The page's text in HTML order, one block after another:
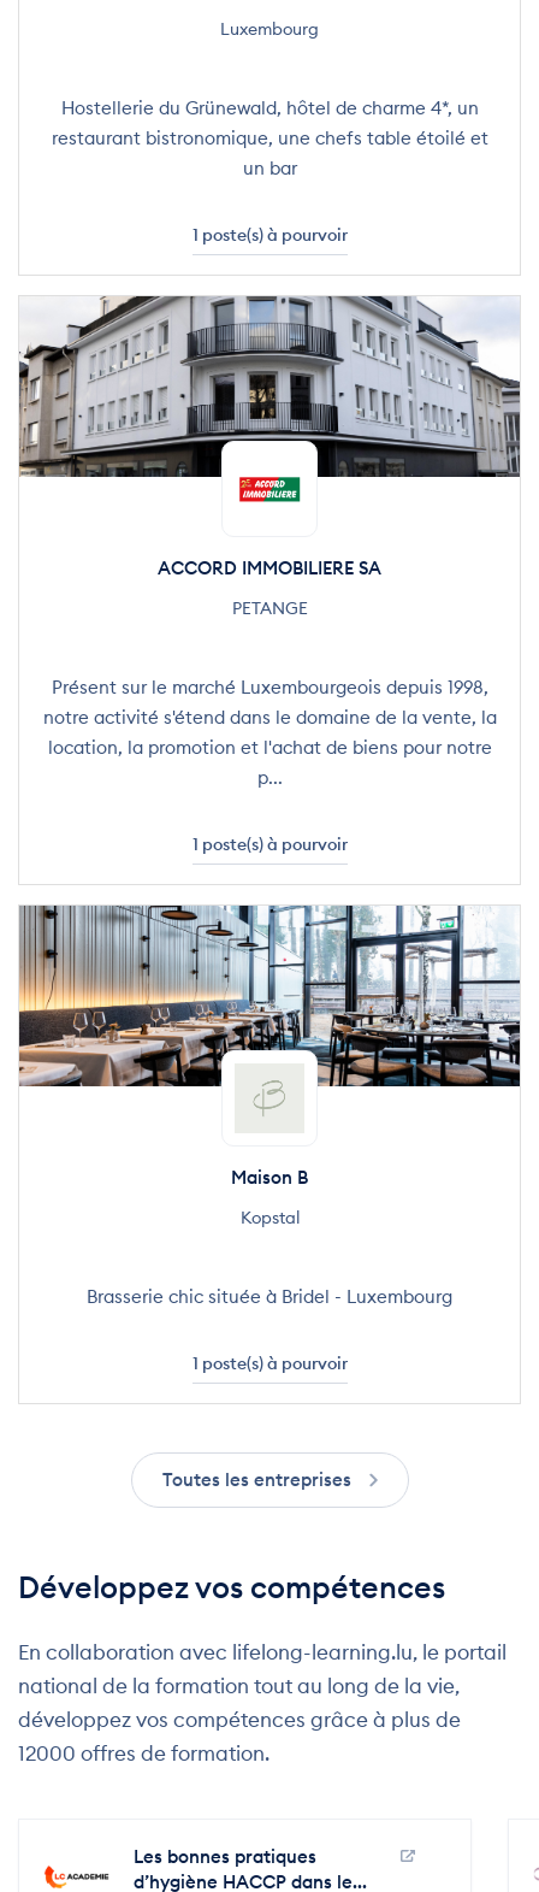
Luxembourg
Hostellerie du Grünewald, hôtel de charme 4*, un
restaurant bistronomique, une chefs table étoilé et
un bar
1 poste(s) à pourvoir
ACCORD IMMOBILIERE SA
PETANGE
Présent sur le marché Luxembourgeois depuis 1998,
notre activité s'étend dans le domaine de la vente, la
location, la promotion et l'achat de biens pour notre
p...
1 poste(s) à pourvoir
Maison B
Kopstal
Brasserie chic située à Bridel - Luxembourg
1 poste(s) à pourvoir
Toutes les entreprises
Développez vos compétences
En collaboration avec lifelong-learning.lu, le portail
national de la formation tout au long de la vie,
développez vos compétences grâce à plus de
12000 offres de formation.
Les bonnes pratiques
d’hygiène HACCP dans le...